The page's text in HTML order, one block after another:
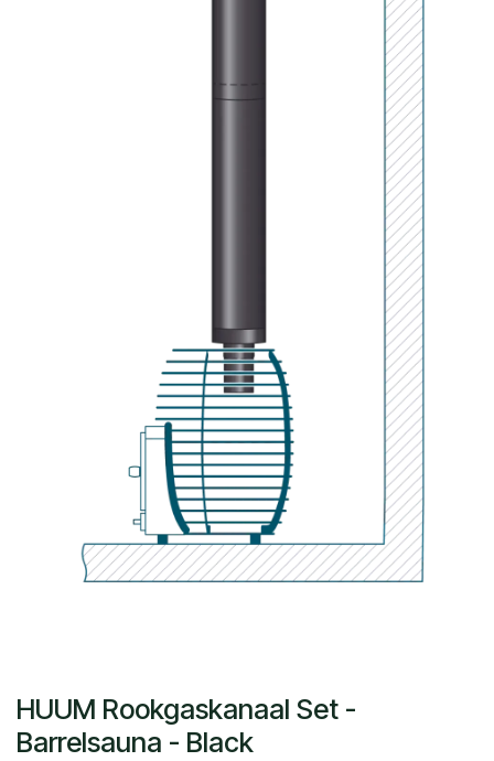
HUUM Rookgaskanaal Set -
Barrelsauna - Black